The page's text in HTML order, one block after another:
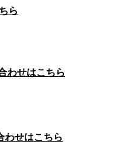
ら
わせはこちら
わせはこちら